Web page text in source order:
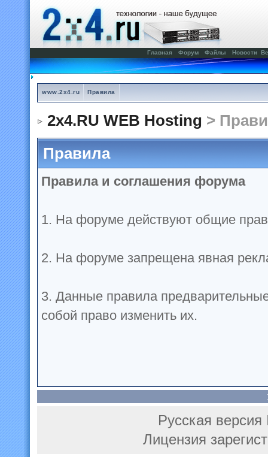
Главная Форум Файлы Новости
www.2x4.ru Правила
2x4.RU WEB Hosting >
Правила
Правила и соглашения форума
1. На форуме действуют общие
2. На форуме запрещена явная
3. Данные правила
собой право изменить их.
Русская
Лицензия